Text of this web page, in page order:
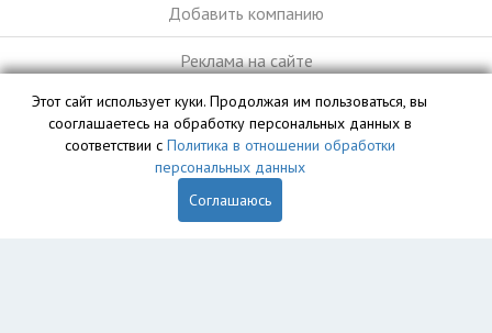
Добавить компанию
Реклама на сайте
База данных сайта vyvoz.org является интеллектуальной
собственностью ООО «Профит» и охраняется законом.
Этот сайт использует куки. Продолжая им пользоваться, вы
сооглашаетесь на обработку персональных данных в
соответствии с Политика в отношении обработки
персональных данных
Соглашаюсь